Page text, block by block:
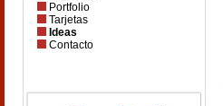
Portfolio
Tarjetas
Ideas
Contacto